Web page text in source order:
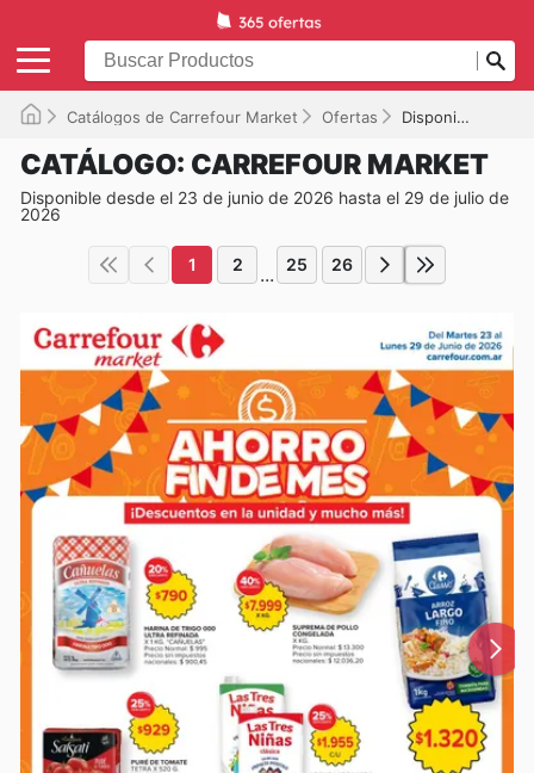
Catálogos de Carrefour Market Ofertas Disponible hasta el 29/07/2026
CATÁLOGO: CARREFOUR MARKET
Disponible desde el 23 de junio de 2026 hasta el 29 de julio de
2026
1 2 ... 25 26